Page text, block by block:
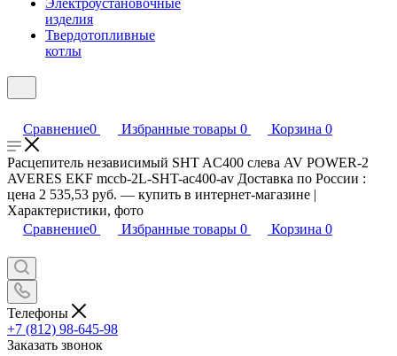
Электроустановочные
изделия
Твердотопливные
котлы
Сравнение0 Избранные товары 0 Корзина 0
Расцепитель независимый SHT AC400 слева AV POWER-2
AVERES EKF mccb-2L-SHT-ac400-av Доставка по России :
цена 2 535,53 руб. — купить в интернет-магазине |
Характеристики, фото
Сравнение0 Избранные товары 0 Корзина 0
Телефоны
+7 (812) 98-645-98
Заказать звонок